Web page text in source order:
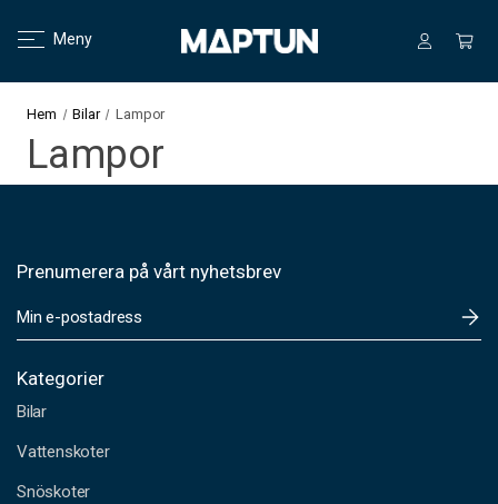
Meny
Hem Bilar Lampor
Lampor
Prenumerera på vårt nyhetsbrev
-
o
t
a
r
Kategorier
Bilar
Vattenskoter
Snöskoter